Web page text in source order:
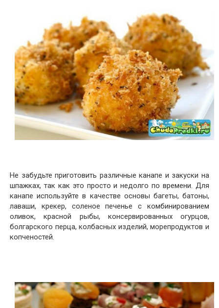
Не забудьте приготовить различные канапе и закуски на
шпажках, так как это просто и недолго по времени. Для
канапе используйте в качестве основы багеты, батоны,
лаваши, крекер, соленое печенье с комбинированием
оливок, красной рыбы, консервированных огурцов,
болгарского перца, колбасных изделий, морепродуктов и
копченостей.